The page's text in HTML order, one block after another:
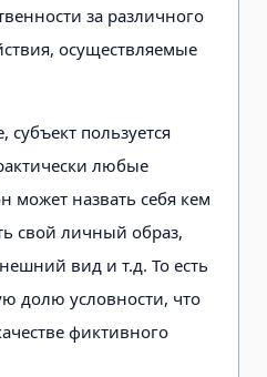
за различного
осуществляемые
пользуется
любые
может назвать себя кем
свой личный образ,
вид и т.д. То есть
долю условности, что
фиктивного